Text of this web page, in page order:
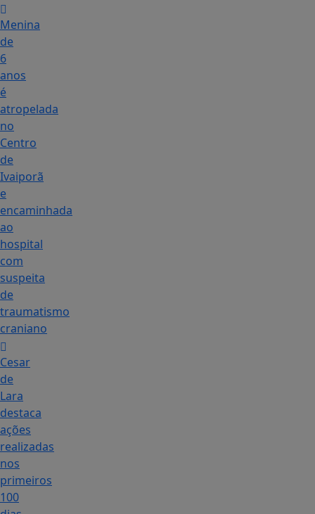
Menina
de
6
anos
é
atropelada
no
Centro
de
Ivaiporã
e
encaminhada
ao
hospital
com
suspeita
de
traumatismo
craniano
Cesar
de
Lara
destaca
ações
realizadas
nos
primeiros
100